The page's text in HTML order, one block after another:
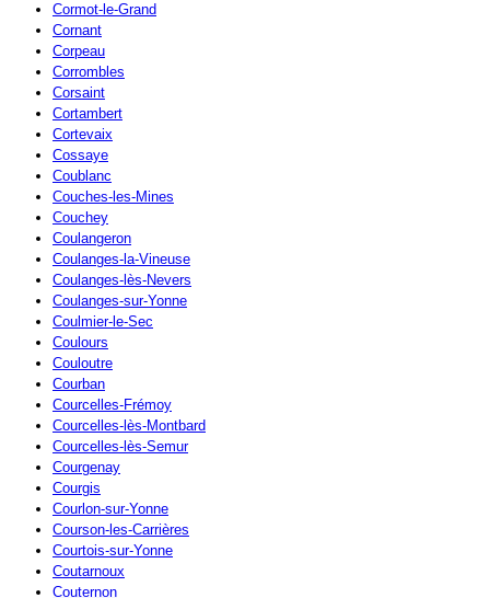
Cormot-le-Grand
Cornant
Corpeau
Corrombles
Corsaint
Cortambert
Cortevaix
Cossaye
Coublanc
Couches-les-Mines
Couchey
Coulangeron
Coulanges-la-Vineuse
Coulanges-lès-Nevers
Coulanges-sur-Yonne
Coulmier-le-Sec
Coulours
Couloutre
Courban
Courcelles-Frémoy
Courcelles-lès-Montbard
Courcelles-lès-Semur
Courgenay
Courgis
Courlon-sur-Yonne
Courson-les-Carrières
Courtois-sur-Yonne
Coutarnoux
Couternon